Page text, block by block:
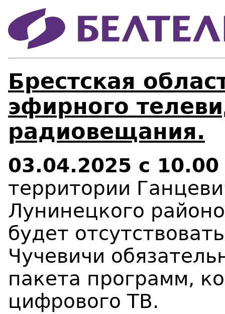
Брестская
эфирного
радиовещания.
03.04.2025 с
территории
Лунинецкого
будет
Чучевичи
пакета программ,
цифрового ТВ.